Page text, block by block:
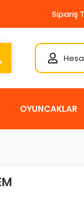
Sipariş
OYUNCAKLAR